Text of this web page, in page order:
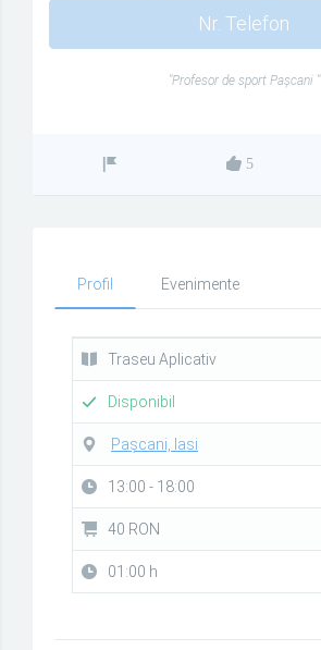
Nr. Telefon
"Profesor de sport Pașcani "
5
Profil Evenimente
Traseu Aplicativ
Disponibil
Pașcani, Iasi
13:00 - 18:00
40 RON
01:00 h